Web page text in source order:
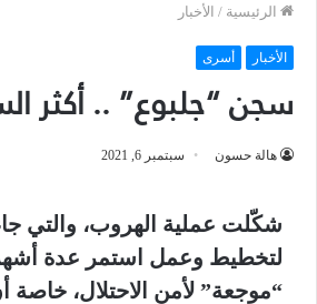
الرئيسية / الأخبار
الأخبار أسرى
سجن “جلبوع” .. أكثر
هالة حسون سبتمبر 6, 2021
شكّلت عملية الهروب، والتي
لتخطيط وعمل استمر عدة
“موجعة” لأمن الاحتلال، خاصة